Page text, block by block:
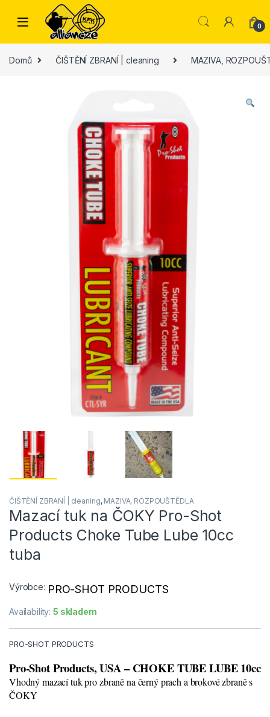
Skip to navigation
Skip to content
0
Domů ČIŠTĚNÍ ZBRANÍ | cleaning MAZIVA,
ČIŠTĚNÍ ZBRANÍ | cleaning, MAZIVA, ROZPOUŠTĚDLA
Mazací tuk na ČOKY Pro-Shot
Products Choke Tube Lube 10cc
tuba
Výrobce: PRO-SHOT PRODUCTS
Availability:5 skladem
PRO-SHOT PRODUCTS
Pro-Shot Products, USA – CHOKE TUBE LUBE 10cc
Vhodný mazací tuk pro zbraně na černý prach a brokové zbraně s
ČOKY